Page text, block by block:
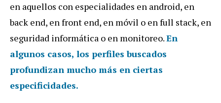
en aquellos con especialidades en android, en
back end, en front end, en móvil o en full stack, en
seguridad informática o en monitoreo.En
algunos casos, los perfiles buscados
profundizan mucho más en ciertas
especificidades.